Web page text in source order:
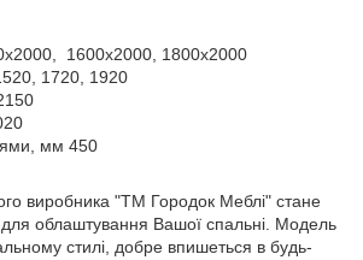
1600х2000, 1800х2000
1720, 1920
мм 450
виробника "ТМ Городок Меблі" стане
облаштування Вашої спальні. Модель
стилі, добре впишеться в будь-